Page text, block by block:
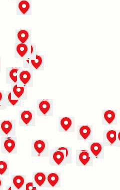
03 66 72 64 60
03 27 45 60 30
4.8